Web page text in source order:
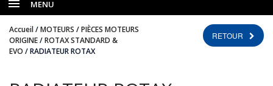
MENU
Accueil/MOTEURS /PIÈCES MOTEURS
ORIGINE/ROTAX STANDARD &
EVO / RADIATEUR ROTAX
RETOUR